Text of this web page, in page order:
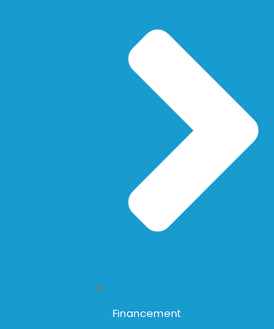
Financement